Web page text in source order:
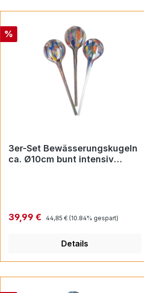
Rabatt
%
3er-Set Bewässerungskugeln
ca. Ø10cm bunt intensiv
Verkaufspreis:
39,99 € Regulärer Preis:
44,85 € (10.84% gespart)
Details